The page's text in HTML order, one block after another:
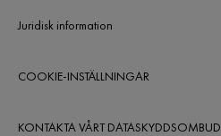
Juridisk information
COOKIE-INSTÄLLNINGAR
KONTAKTA VÅRT DATASKYDDSOMBUD